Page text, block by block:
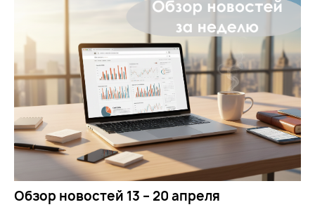
Обзор новостей 13 – 20 апреля